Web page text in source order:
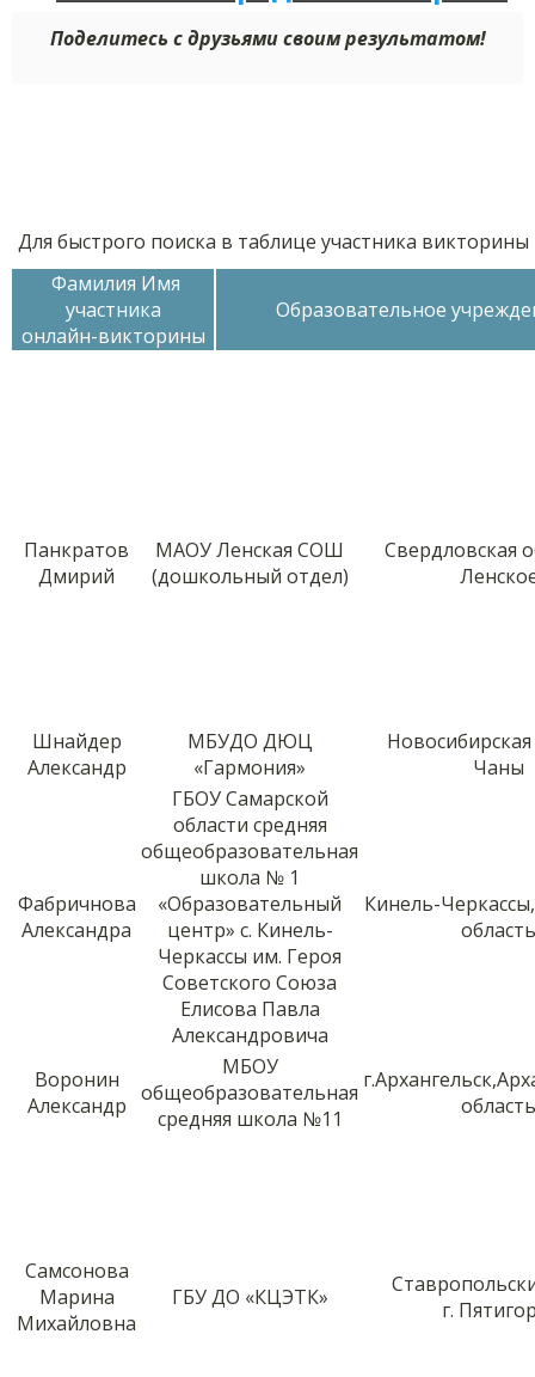
Поделитесь с друзьями своим результатом!
Для быстрого поиска в таблице участника
Фамилия Имя
участника
онлайн-викторины
Образовательное
Панкратов
Дмирий
МАОУ Ленская СОШ
(дошкольный отдел)
Свердловская
Шнайдер
Александр
МБУДО ДЮЦ
«Гармония»
Чаны
Фабричнова
Александра
ГБОУ Самарской
области средняя
общеобразовательная
школа № 1
«Образовательный
центр» с. Кинель-
Черкассы им. Героя
Советского Союза
Елисова Павла
Александровича
Кинель-
область
Воронин
Александр
МБОУ
общеобразовательная
средняя школа №11
область
Самсонова
Марина
Михайловна
ГБУ ДО «КЦЭТК»
г.